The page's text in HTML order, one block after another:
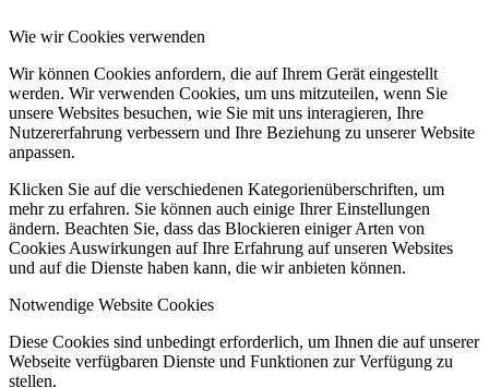
Wie wir Cookies verwenden
Wir können Cookies anfordern, die auf Ihrem Gerät eingestellt
werden. Wir verwenden Cookies, um uns mitzuteilen, wenn Sie
unsere Websites besuchen, wie Sie mit uns interagieren, Ihre
Nutzererfahrung verbessern und Ihre Beziehung zu unserer Website
anpassen.
Klicken Sie auf die verschiedenen Kategorienüberschriften, um
mehr zu erfahren. Sie können auch einige Ihrer Einstellungen
ändern. Beachten Sie, dass das Blockieren einiger Arten von
Cookies Auswirkungen auf Ihre Erfahrung auf unseren Websites
und auf die Dienste haben kann, die wir anbieten können.
Notwendige Website Cookies
Diese Cookies sind unbedingt erforderlich, um Ihnen die auf unserer
Webseite verfügbaren Dienste und Funktionen zur Verfügung zu
stellen.